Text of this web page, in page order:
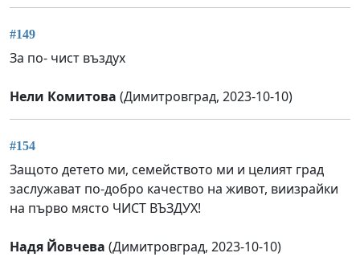
#149
За по- чист въздух
Нели Комитова (Димитровград, 2023-10-10)
#154
Защото детето ми, семейството ми и целият град
заслужават по-добро качество на живот, виизрайки
на първо място ЧИСТ ВЪЗДУХ!
Надя Йовчева (Димитровград, 2023-10-10)